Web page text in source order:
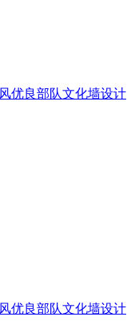
优良部队文化墙设计
优良部队文化墙设计